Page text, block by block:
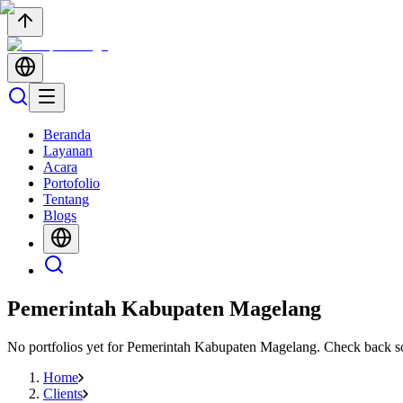
Beranda
Layanan
Acara
Portofolio
Tentang
Blogs
Pemerintah Kabupaten Magelang
No portfolios yet forPemerintah Kabupaten Magelang. Check back
Home
Clients